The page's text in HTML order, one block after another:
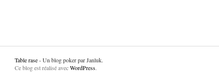
Table rase- Un blog poker par Janluk.
Ce blog est réalisé avecWordPress.